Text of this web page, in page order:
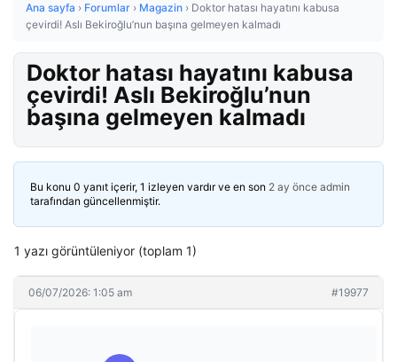
Ana sayfa › Forumlar › Magazin › Doktor hatası hayatını kabusa
çevirdi! Aslı Bekiroğlu’nun başına gelmeyen kalmadı
Doktor hatası hayatını kabusa
çevirdi! Aslı Bekiroğlu’nun
başına gelmeyen kalmadı
Bu konu 0 yanıt içerir, 1 izleyen vardır ve en son 2 ay önce admin
tarafından güncellenmiştir.
1 yazı görüntüleniyor (toplam 1)
06/07/2026: 1:05 am #19977